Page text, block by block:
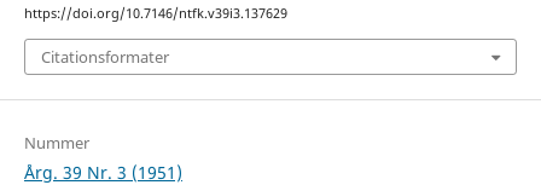
https://doi.org/10.7146/ntfk.v39i3.137629
Citationsformater
Nummer
Årg. 39 Nr. 3 (1951)